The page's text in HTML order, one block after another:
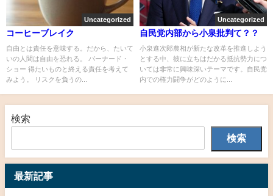
Uncategorized
コーヒーブレイク
自由とは責任を意味する。だから、たいて
いの人間は自由を恐れる。 バーナード・
ショー 得たいものと終える責任を考えて
みよう。 リスクを負うの...
Uncategorized
自民党内部から小泉批判て？？
小泉進次郎農相が新たな改革を推進しよう
とする中、彼に立ちはだかる抵抗勢力につ
いては非常に興味深いテーマです。自民党
内での権力闘争がどのように...
検索
検索
最新記事